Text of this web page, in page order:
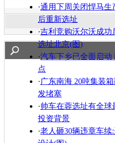
·通用下周关闭悍马生
后重新选址
·吉利竞购沃尔沃成功
选址北京(图)
·汽车下乡已全面启动
点
·广东南海 20吨集装箱
发堵塞
·帅车在蓉选址有全球
投资背景
·老人砸30辆违章车续